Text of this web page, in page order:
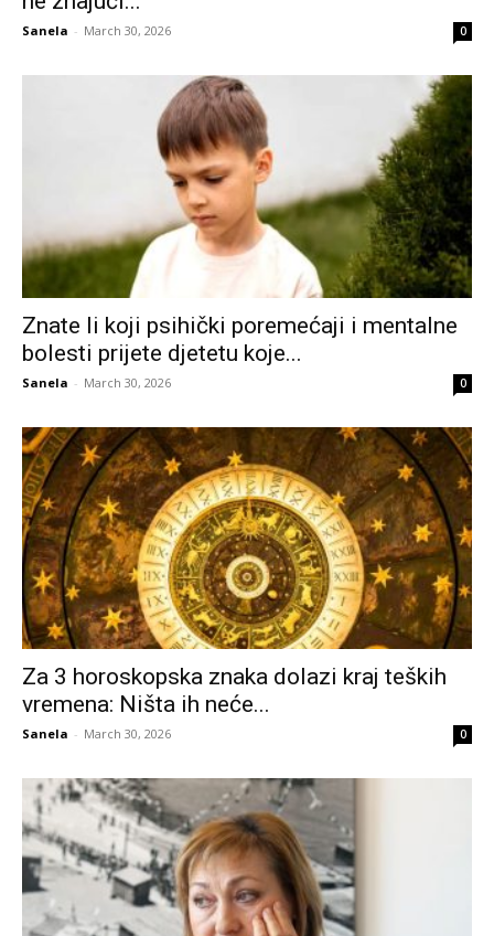
Sanela - March 30, 2026 0
Znate li koji psihički poremećaji i mentalne
bolesti prijete djetetu koje...
Sanela - March 30, 2026 0
Za 3 horoskopska znaka dolazi kraj teških
vremena: Ništa ih neće...
Sanela - March 30, 2026 0